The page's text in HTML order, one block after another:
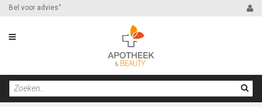
Bel voor advies *